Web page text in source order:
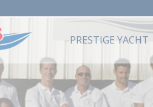
PRESTIGE YACHT